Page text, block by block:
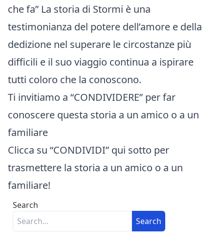
che fa” La storia di Stormi è una
testimonianza del potere dell’amore e della
dedizione nel superare le circostanze più
difficili e il suo viaggio continua a ispirare
tutti coloro che la conoscono.
Ti invitiamo a “CONDIVIDERE” per far
conoscere questa storia a un amico o a un
familiare
Clicca su “CONDIVIDI” qui sotto per
trasmettere la storia a un amico o a un
familiare!
Search
Search